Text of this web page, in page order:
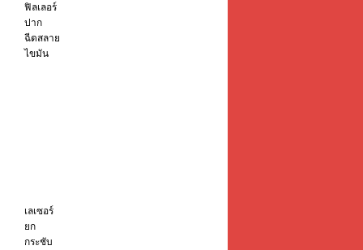
ฟิลเลอร์
ปาก
ฉีดสลาย
ไขมัน
เลเซอร์
ยก
กระชับ